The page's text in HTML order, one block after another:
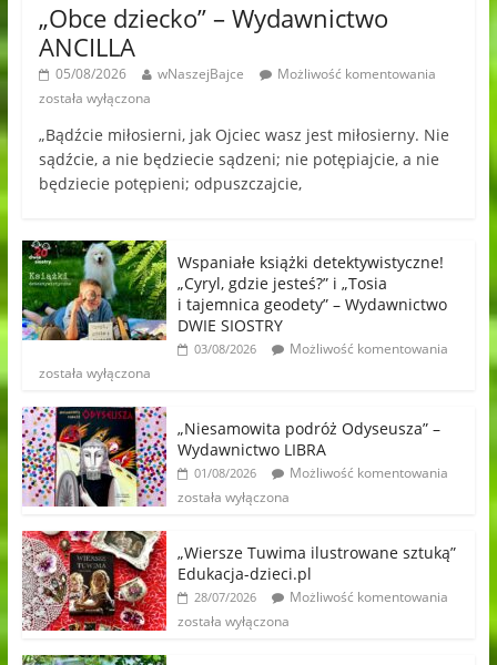
„Obce dziecko” – Wydawnictwo
ANCILLA
05/08/2026 wNaszejBajce
Możliwość komentowania
została wyłączona
„Bądźcie miłosierni, jak Ojciec wasz jest miłosierny. Nie
sądźcie, a nie będziecie sądzeni; nie potępiajcie, a nie
będziecie potępieni; odpuszczajcie,
Wspaniałe książki detektywistyczne!
„Cyryl, gdzie jesteś?” i „Tosia
i tajemnica geodety” – Wydawnictwo
DWIE SIOSTRY
03/08/2026
Możliwość komentowania
została wyłączona
„Niesamowita podróż Odyseusza” –
Wydawnictwo LIBRA
01/08/2026
Możliwość komentowania
została wyłączona
„Wiersze Tuwima ilustrowane sztuką”
Edukacja-dzieci.pl
28/07/2026
Możliwość komentowania
została wyłączona